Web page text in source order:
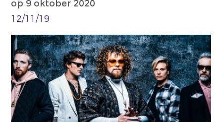
op 9 oktober 2020
12/11/19